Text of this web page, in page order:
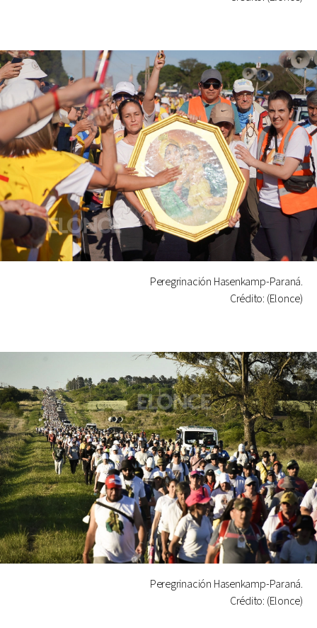
Peregrinación Hasenkamp-Paraná.
Crédito: (Elonce)
Peregrinación Hasenkamp-Paraná.
Crédito: (Elonce)